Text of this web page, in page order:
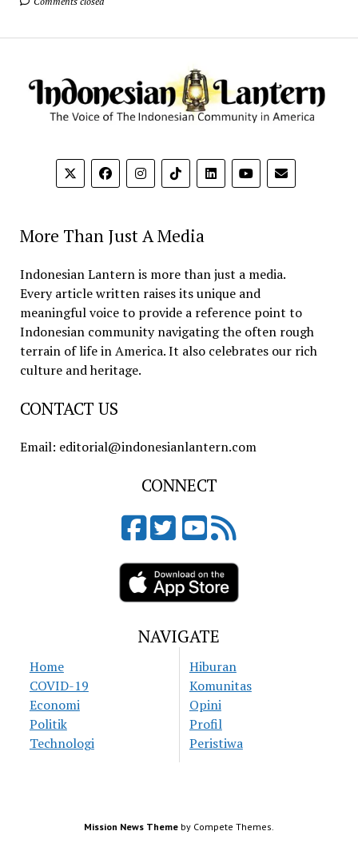
More Than Just A Media
Indonesian Lantern is more than just a media.
Every article written raises its unique and
meaningful voice to provide a reference point to
Indonesian community navigating the often rough
terrain of life in America. It also celebrates our rich
culture and heritage.
CONTACT US
Email: editorial@indonesianlantern.com
CONNECT
NAVIGATE
Home
COVID-19
Economi
Politik
Technologi
Hiburan
Komunitas
Opini
Profil
Peristiwa
Mission News Theme by Compete Themes.